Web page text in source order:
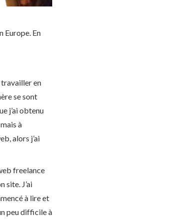
Europe. En
travailler en
se sont
j’ai obtenu
à
alors j’ai
freelance
site. J’ai
à lire et
peu difficile à